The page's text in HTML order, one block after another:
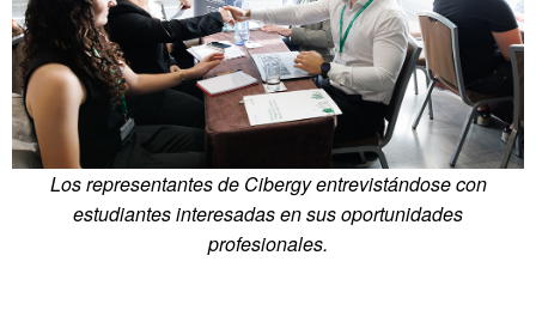
Los representantes de Cibergy entrevistándose con
estudiantes interesadas en sus oportunidades
profesionales.